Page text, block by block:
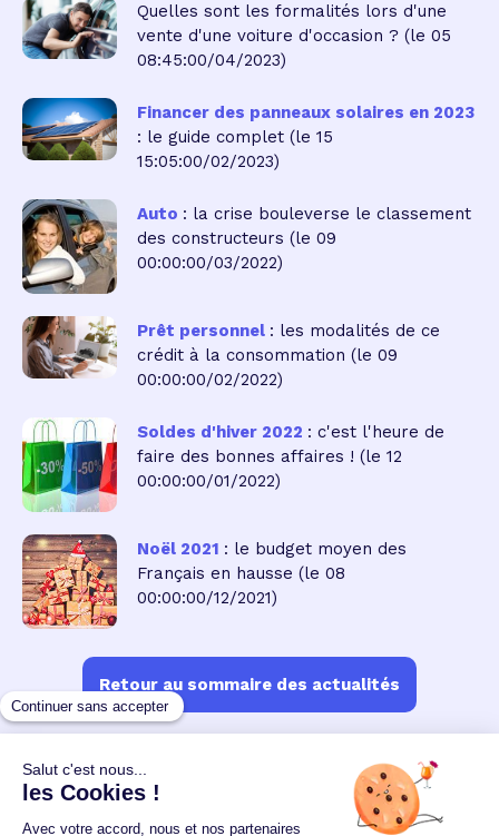
Quelles sont les formalités lors d'une
vente d'une voiture d'occasion ? (le 05
08:45:00/04/2023)
Financer des panneaux solaires en 2023
: le guide complet (le 15
15:05:00/02/2023)
Auto : la crise bouleverse le classement
des constructeurs (le 09
00:00:00/03/2022)
Prêt personnel : les modalités de ce
crédit à la consommation (le 09
00:00:00/02/2022)
Soldes d'hiver 2022 : c'est l'heure de
faire des bonnes affaires ! (le 12
00:00:00/01/2022)
Noël 2021 : le budget moyen des
Français en hausse (le 08
00:00:00/12/2021)
Retour au sommaire des actualités